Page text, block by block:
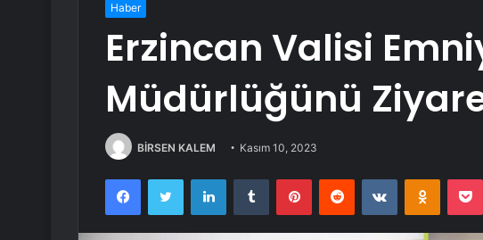
Haber
Erzincan Valisi
Müdürlüğünü
BİRSEN KALEM Kasım 10, 2023
FacebookTwitter LinkedInTumblr PinterestReddit VKontakte